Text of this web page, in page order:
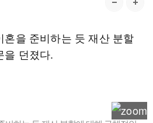
혼을 준비하는 듯 재산 분할
을 던졌다.